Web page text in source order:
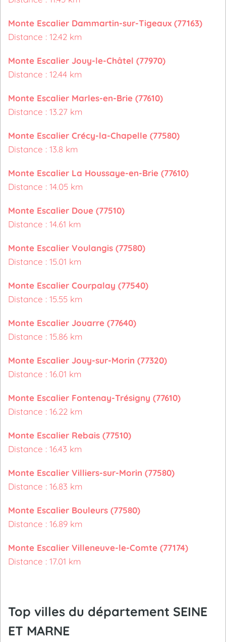
Monte Escalier Dammartin-sur-Tigeaux (77163)
Distance : 12.42 km
Monte Escalier Jouy-le-Châtel (77970)
Distance : 12.44 km
Monte Escalier Marles-en-Brie (77610)
Distance : 13.27 km
Monte Escalier Crécy-la-Chapelle (77580)
Distance : 13.8 km
Monte Escalier La Houssaye-en-Brie (77610)
Distance : 14.05 km
Monte Escalier Doue (77510)
Distance : 14.61 km
Monte Escalier Voulangis (77580)
Distance : 15.01 km
Monte Escalier Courpalay (77540)
Distance : 15.55 km
Monte Escalier Jouarre (77640)
Distance : 15.86 km
Monte Escalier Jouy-sur-Morin (77320)
Distance : 16.01 km
Monte Escalier Fontenay-Trésigny (77610)
Distance : 16.22 km
Monte Escalier Rebais (77510)
Distance : 16.43 km
Monte Escalier Villiers-sur-Morin (77580)
Distance : 16.83 km
Monte Escalier Bouleurs (77580)
Distance : 16.89 km
Monte Escalier Villeneuve-le-Comte (77174)
Distance : 17.01 km
Top villes du département SEINE
ET MARNE